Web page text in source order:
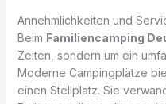
Annehmlichkeiten und
Beim Familiencamping
Zelten, sondern um ein
Moderne Campingplätze
einen Stellplatz. Sie